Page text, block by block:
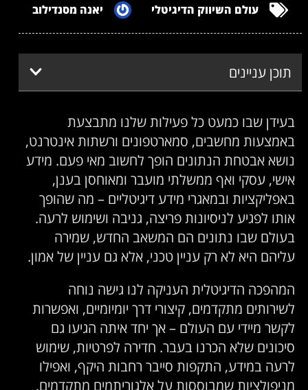
עולם השיווק הדיגיטלי
יאנה מסנדילוב
עניינים
שבו כמעט כל פעילות שלנו מתבצעת
מחשבים, סמארטפונים ורשתות אינטרנט,
אבטחת הנתונים הופך לחשוב מאי פעם. מידע
עסקי ואף ממשלתי מועבר ומאוחסן בענן,
ובמאגרי מידע דיגיטליים – מה שהופך
לפגיע לניסיונות פריצה, גניבה ושימוש לרעה.
שבו נתונים הם המשאב החדש, שמירה
היא לא רק עניין טכני, אלא גם עניין של אמון.
הדיגיטלית העניקה לנו גישה נוחה
מתקדמים, קיצורי דרך יומיומיים, ואפשרות
מיידי עם העולם – אך יחד איתה הגיעו גם
שלא הכרנו בעבר. חדירה לפרטיות, שימוש
במידע, התקפות סייבר רחבות היקף, ואפילו
שמבוססות על אלגוריתמים מתקדמים,